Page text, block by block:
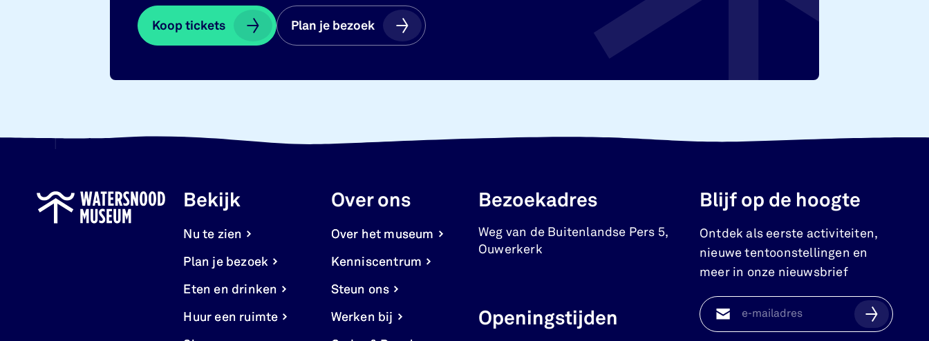
Koop tickets
Koop tickets Plan je bezoek
Plan je bezoek
Bekijk
Nu te zien
Plan je bezoek
Eten en drinken
Huur een ruimte
Over ons
Over het museum
Kenniscentrum
Steun ons
Werken bij
Bezoekadres
Weg van de Buitenlandse Pers 5,
Ouwerkerk
Openingstijden
Blijf op de hoogte
Ontdek als eerste activiteiten,
nieuwe tentoonstellingen en
meer in onze nieuwsbrief